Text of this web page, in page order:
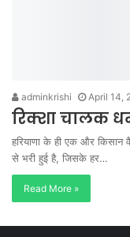
adminkrishi April 14,
रिक्शा चालक
हरियाणा के ही एक और किसान
से भरी हुई है, जिसके हर…
Read More »